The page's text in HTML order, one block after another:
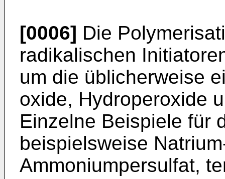
[0006] Die
radikalischen
um die üblicherweise
oxide, Hydroperoxide
Einzelne Beispiele für
beispielsweise
Ammoniumpersul­fat,